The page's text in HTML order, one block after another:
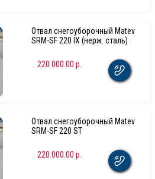
Отвал снегоуборочный Matev
SRM-SF 220 IX (нерж. сталь)
220 000.00 р.
Отвал снегоуборочный Matev
SRM-SF 220 ST
220 000.00 р.